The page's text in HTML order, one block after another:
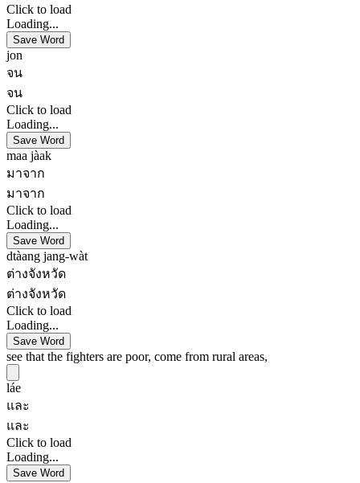
Click to load
Loading...
Save Word
jon
จน
จน
Click to load
Loading...
Save Word
maa jàak
มาจาก
มาจาก
Click to load
Loading...
Save Word
dtàang jang-wàt
ต่างจังหวัด
ต่างจังหวัด
Click to load
Loading...
Save Word
see that the fighters are poor, come from rural areas,
láe
และ
และ
Click to load
Loading...
Save Word